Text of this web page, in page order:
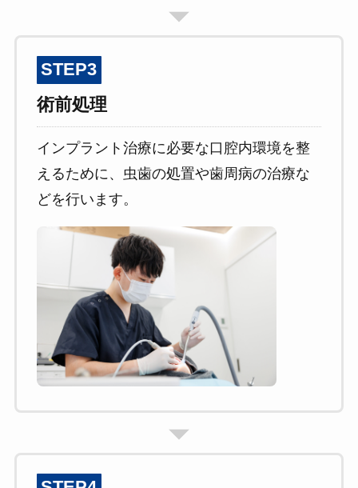
STEP3
術前処理
インプラント治療に必要な口腔内環境を整
えるために、虫歯の処置や歯周病の治療な
どを行います。